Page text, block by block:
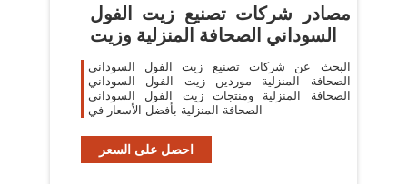
مصادر شركات تصنيع زيت الفول
السوداني الصحافة المنزلية وزيت
البحث عن شركات تصنيع زيت الفول السوداني
الصحافة المنزلية موردين زيت الفول السوداني
الصحافة المنزلية ومنتجات زيت الفول السوداني
الصحافة المنزلية بأفضل الأسعار في
احصل على السعر